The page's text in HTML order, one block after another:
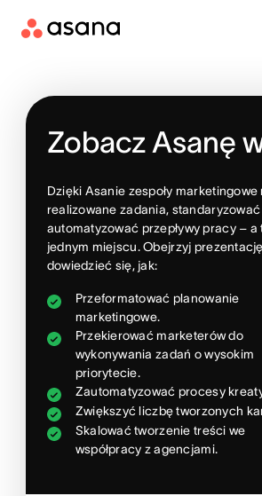
Zobacz Asanę
Dzięki Asanie zespoły marketingowe
realizowane zadania,
automatyzować przepływy pracy – a
jednym miejscu. Obejrzyj
dowiedzieć się, jak:
Przeformatować planowanie
marketingowe.
Przekierować marketerów do
wykonywania zadań o wysokim
priorytecie.
Zautomatyzować procesy
Zwiększyć liczbę tworzonych
Skalować tworzenie treści we
współpracy z agencjami.